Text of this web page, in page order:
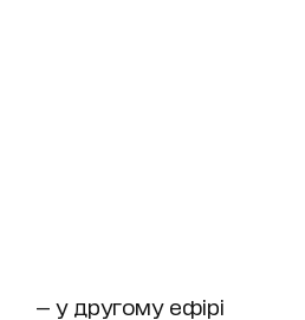
— у другому ефірі